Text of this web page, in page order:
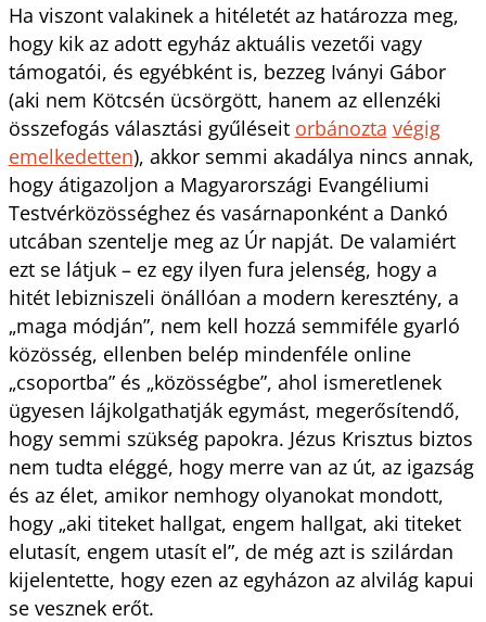
Ha viszont valakinek a hitéletét az határozza meg,
hogy kik az adott egyház aktuális vezetői vagy
támogatói, és egyébként is, bezzeg Iványi Gábor
(aki nem Kötcsén ücsörgött, hanem az ellenzéki
összefogás választási gyűléseit orbánozta végig
emelkedetten), akkor semmi akadálya nincs annak,
hogy átigazoljon a Magyarországi Evangéliumi
Testvérközösséghez és vasárnaponként a Dankó
utcában szentelje meg az Úr napját. De valamiért
ezt se látjuk – ez egy ilyen fura jelenség, hogy a
hitét lebizniszeli önállóan a modern keresztény, a
„maga módján”, nem kell hozzá semmiféle gyarló
közösség, ellenben belép mindenféle online
„csoportba” és „közösségbe”, ahol ismeretlenek
ügyesen lájkolgathatják egymást, megerősítendő,
hogy semmi szükség papokra. Jézus Krisztus biztos
nem tudta eléggé, hogy merre van az út, az igazság
és az élet, amikor nemhogy olyanokat mondott,
hogy „aki titeket hallgat, engem hallgat, aki titeket
elutasít, engem utasít el”, de még azt is szilárdan
kijelentette, hogy ezen az egyházon az alvilág kapui
se vesznek erőt.